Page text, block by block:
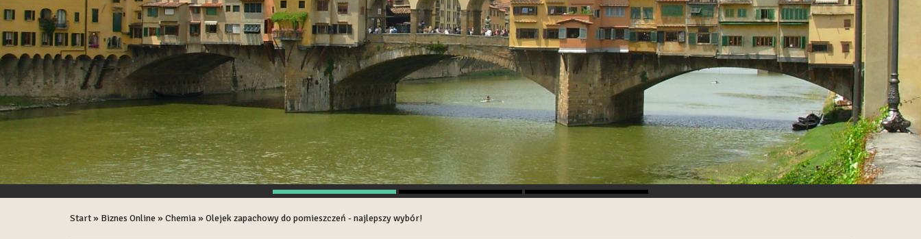
Start» Biznes Online »Chemia»Olejek zapachowy do pomieszczeń - najlepszy wybór!